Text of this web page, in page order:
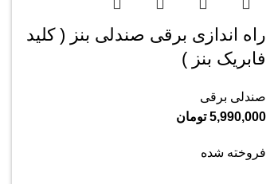
راه اندازی برقی صندلی بنز ( کلید
فابریک بنز )
صندلی برقی
5,990,000 تومان
فروخته شده